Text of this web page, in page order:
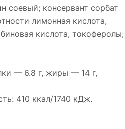
соевый; консервант сорбат
лимонная кислота,
кислота, токоферолы;
— 6.8 г, жиры — 14 г,
410 ккал/1740 кДж.